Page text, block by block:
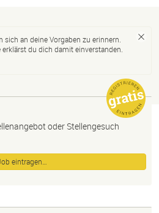
sich an deine Vorgaben zu erinnern.
du dich damit einverstanden.
oder Stellengesuch
eintragen…